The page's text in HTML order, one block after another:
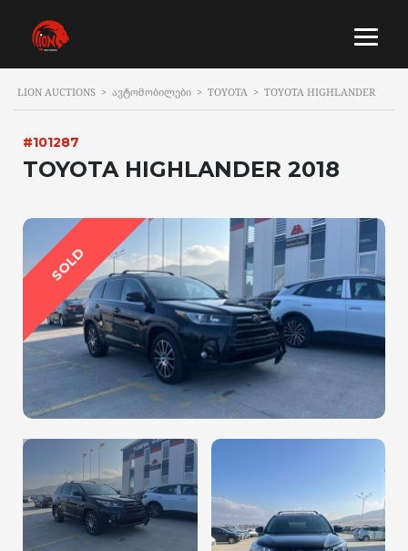
LION AUCTIONS > ᲐᲕᲢᲝᲛᲝᲑᲘᲚᲔᲑᲘ > TOYOTA > TOYOTA HIGHLANDER
#101287
TOYOTA HIGHLANDER 2018
SOLD